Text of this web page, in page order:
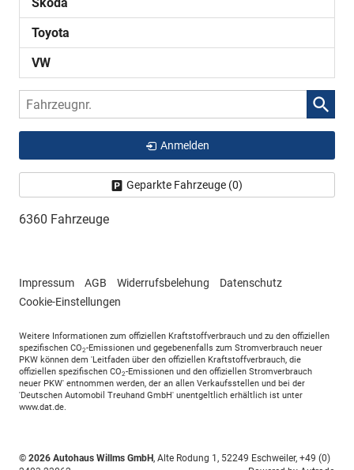
Toyota
VW
Fahrzeugnr.
Anmelden
Geparkte Fahrzeuge (0)
6360 Fahrzeuge
Impressum AGB Widerrufsbelehung
Datenschutz
Cookie-Einstellungen
Weitere Informationen zum offiziellen Kraftstoffverbrauch und zu den offiziellen
spezifischen CO2-Emissionen und gegebenenfalls zum Stromverbrauch neuer
PKW können dem 'Leitfaden über den offiziellen Kraftstoffverbrauch, die
offiziellen spezifischen CO2-Emissionen und den offiziellen Stromverbrauch
neuer PKW' entnommen werden, der an allen Verkaufsstellen und bei der
'Deutschen Automobil Treuhand GmbH' unentgeltlich erhältlich ist unter
www.dat.de.
© 2026 Autohaus Willms GmbH, Alte Rodung 1, 52249 Eschweiler, +49 (0)